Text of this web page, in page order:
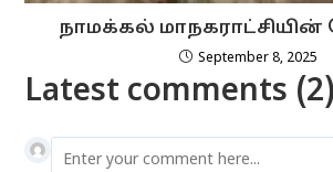
நாமக்கல் மாநகராட்சியின்
September 8, 2025
Latest comments (2)